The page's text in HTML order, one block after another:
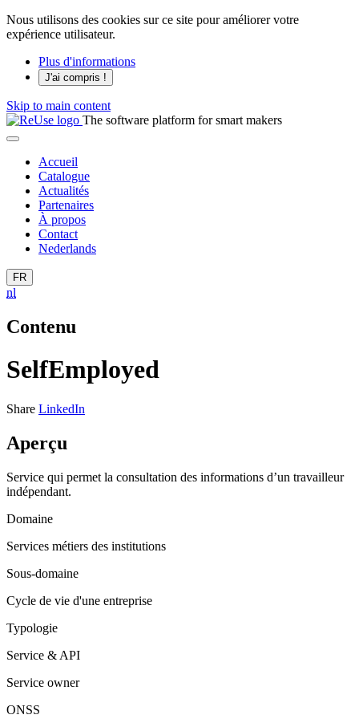
Nous utilisons des cookies sur ce site pour améliorer votre
expérience utilisateur.
Plus d'informations
J'ai compris !
Skip to main content
The software platform for smart makers
Accueil
Catalogue
Actualités
Partenaires
À propos
Contact
Nederlands
FR
nl
Contenu
SelfEmployed
Share LinkedIn
Aperçu
Service qui permet la consultation des informations d’un travailleur
indépendant.
Domaine
Services métiers des institutions
Sous-domaine
Cycle de vie d'une entreprise
Typologie
Service & API
Service owner
ONSS